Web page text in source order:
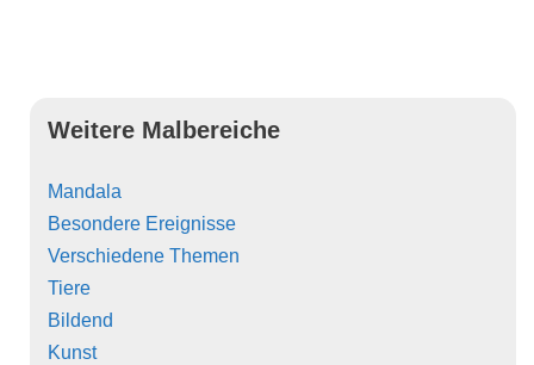
Weitere Malbereiche
Mandala
Besondere Ereignisse
Verschiedene Themen
Tiere
Bildend
Kunst